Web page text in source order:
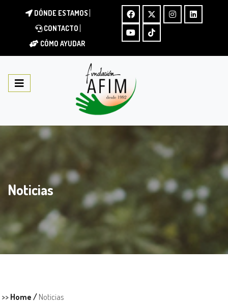
DÓNDE ESTAMOS
CONTACTO
CÓMO AYUDAR
Noticias
>> Home / Noticias